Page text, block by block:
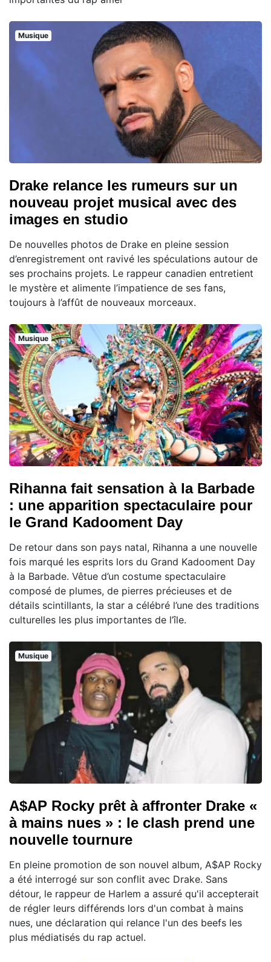
Musique
Drake relance les rumeurs sur un
nouveau projet musical avec des
images en studio
De nouvelles photos de Drake en pleine session
d’enregistrement ont ravivé les spéculations autour de
ses prochains projets. Le rappeur canadien entretient
le mystère et alimente l’impatience de ses fans,
toujours à l’affût de nouveaux morceaux.
Musique
Rihanna fait sensation à la Barbade
: une apparition spectaculaire pour
le Grand Kadooment Day
De retour dans son pays natal, Rihanna a une nouvelle
fois marqué les esprits lors du Grand Kadooment Day
à la Barbade. Vêtue d’un costume spectaculaire
composé de plumes, de pierres précieuses et de
détails scintillants, la star a célébré l’une des traditions
culturelles les plus importantes de l’île.
Musique
A$AP Rocky prêt à affronter Drake «
à mains nues » : le clash prend une
nouvelle tournure
En pleine promotion de son nouvel album, A$AP Rocky
a été interrogé sur son conflit avec Drake. Sans
détour, le rappeur de Harlem a assuré qu'il accepterait
de régler leurs différends lors d'un combat à mains
nues, une déclaration qui relance l'un des beefs les
plus médiatisés du rap actuel.